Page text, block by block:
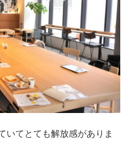
いてとても解放感がありま